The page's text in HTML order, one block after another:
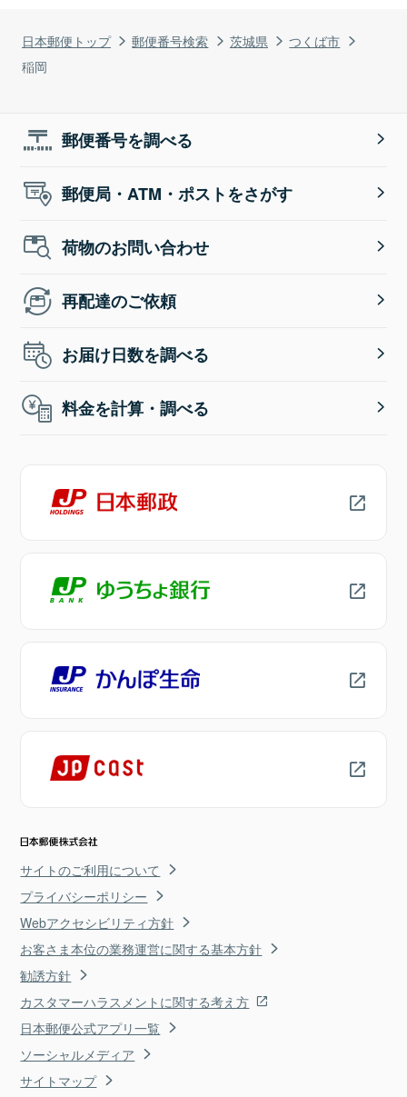
日本郵便トップ 郵便番号検索 茨城県
つくば市
稲岡
郵便番号を調べる
郵便局・ATM・ポストをさがす
荷物のお問い合わせ
再配達のご依頼
お届け日数を調べる
料金を計算・調べる
サイトのご利用について
プライバシーポリシー
Webアクセシビリティ方針
お客さま本位の業務運営に関する基本方針
勧誘方針
カスタマーハラスメントに関する考え方
日本郵便公式アプリ一覧
ソーシャルメディア
サイトマップ